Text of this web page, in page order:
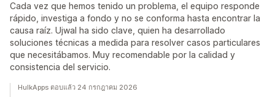
Cada vez que hemos tenido un problema, el equipo responde
rápido, investiga a fondo y no se conforma hasta encontrar la
causa raíz. Ujwal ha sido clave, quien ha desarrollado
soluciones técnicas a medida para resolver casos particulares
que necesitábamos. Muy recomendable por la calidad y
consistencia del servicio.
HulkApps ตอบแล้ว 24 กรกฎาคม 2026